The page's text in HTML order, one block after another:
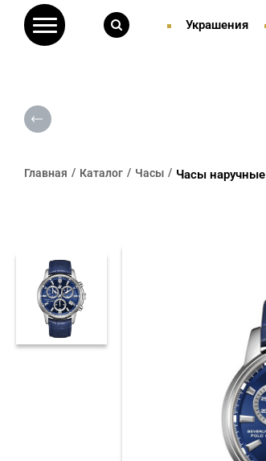
Украшения
Главная Каталог Часы Часы наручные